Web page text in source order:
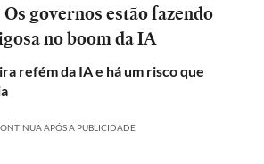
governos estão fazendo
no boom da IA
refém da IA e há um risco que
APÓS A PUBLICIDADE